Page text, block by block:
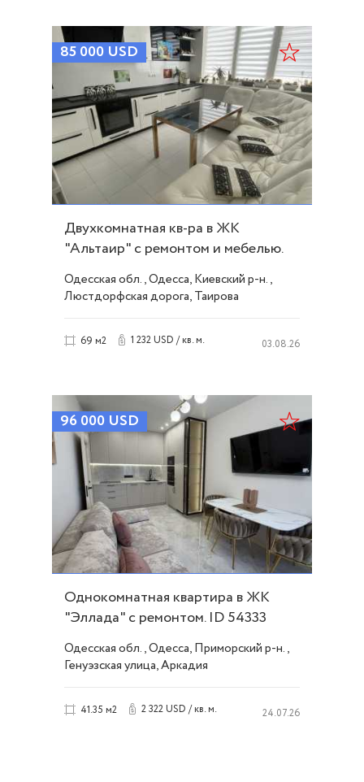
85 000 USD
Двухкомнатная кв-ра в ЖК
"Альтаир" с ремонтом и мебелью.
Программы. ID 54063
Одесская обл., Одесса, Киевский р-н.,
Люстдорфская дорога, Таирова
69 м2 1 232 USD / кв. м. 03.08.26
96 000 USD
Однокомнатная квартира в ЖК
"Эллада" с ремонтом. ID 54333
Одесская обл., Одесса, Приморский р-н.,
Генуэзская улица, Аркадия
41.35 м2 2 322 USD / кв. м. 24.07.26